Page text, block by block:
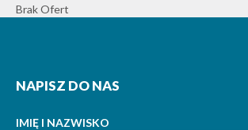
Brak Ofert
NAPISZ DO NAS
IMIĘ I NAZWISKO